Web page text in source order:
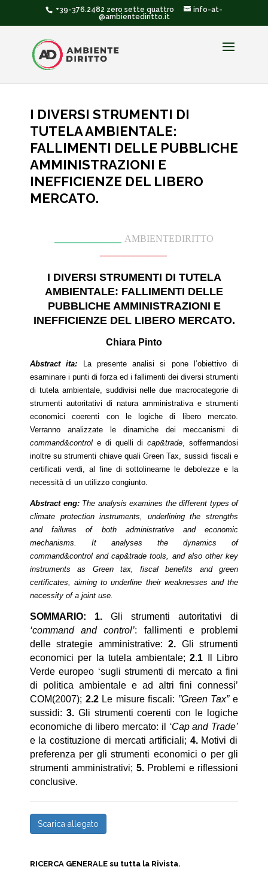
+39-376.2482 zero sette quattro
info-at-
@ambientediritto.it
I DIVERSI STRUMENTI DI
TUTELA AMBIENTALE:
FALLIMENTI DELLE PUBBLICHE
AMMINISTRAZIONI E
INEFFICIENZE DEL LIBERO
MERCATO.
AMBIENTEDIRITTO
I DIVERSI STRUMENTI DI TUTELA
AMBIENTALE: FALLIMENTI DELLE
PUBBLICHE AMMINISTRAZIONI E
INEFFICIENZE DEL LIBERO MERCATO.
Chiara Pinto
Abstract ita:
La presente analisi si pone l’obiettivo di
esaminare i punti di forza ed i fallimenti dei diversi strumenti
di tutela ambientale, suddivisi nelle due macrocategorie di
strumenti autoritativi di natura amministrativa e strumenti
economici coerenti con le logiche di libero mercato.
Verranno analizzate le dinamiche dei meccanismi di
command&control e di quelli dicap&trade, soffermandosi
inoltre su strumenti chiave quali Green Tax, sussidi fiscali e
certificati verdi, al fine di sottolinearne le debolezze e la
necessità di un utilizzo congiunto.
Abstract eng: The analysis examines the different types of
climate protection instruments, underlining the strengths
and failures of both administrative and economic
mechanisms. It analyses the dynamics of
command&control and cap&trade tools, and also other key
instruments as Green tax, fiscal benefits and green
certificates, aiming to underline their weaknesses and the
necessity of a joint use.
SOMMARIO: 1. Gli strumenti autoritativi di
‘command and control’: fallimenti e problemi
delle strategie amministrative:2. Gli strumenti
economici per la tutela ambientale;2.1 Il Libro
Verde europeo ‘sugli strumenti di mercato a fini
di politica ambientale e ad altri fini connessi’
COM(2007); 2.2Le misure fiscali: ”Green Tax”e
sussidi: 3. Gli strumenti coerenti con le logiche
economiche di libero mercato: il ‘Cap and Trade’
e la costituzione di mercati artificiali; 4.Motivi di
preferenza per gli strumenti economici o per gli
strumenti amministrativi; 5.Problemi e riflessioni
conclusive.
Scarica allegato
RICERCA GENERALE su tutta la Rivista.